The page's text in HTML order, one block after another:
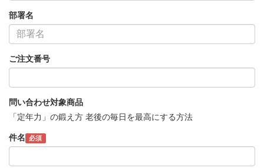
部署名
ご注文番号
問い合わせ対象商品
「定年力」の鍛え方 老後の毎日を最高にする方法
件名 必須